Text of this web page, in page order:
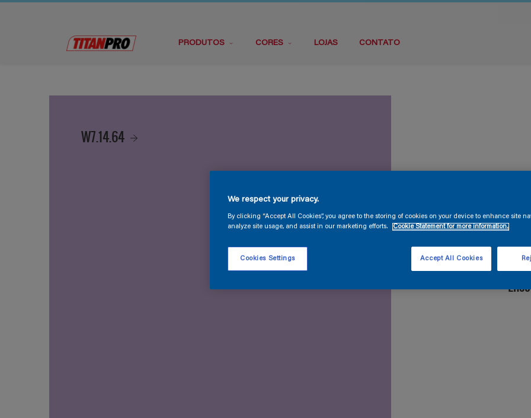
PRODUTOS CORES LOJAS CONTATO
W7.14.64
We respect your privacy.
By clicking “Accept All Cookies”, you agree to the storing of cookies on your device to enhance site
analyze site usage, and assist in our marketing efforts.
Cookie Statement for more information.
Cookies Settings Accept All Cookies